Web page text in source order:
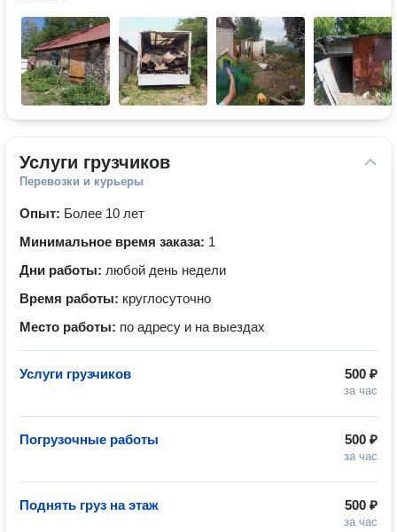
Услуги грузчиков
Перевозки и курьеры
Опыт: Более 10 лет
Минимальное время заказа: 1
Дни работы: любой день недели
Время работы: круглосуточно
Место работы: по адресу и на выездах
500 ₽
за час
Услуги грузчиков
500 ₽
за час
Погрузочные работы
500 ₽
за час
Поднять груз на этаж